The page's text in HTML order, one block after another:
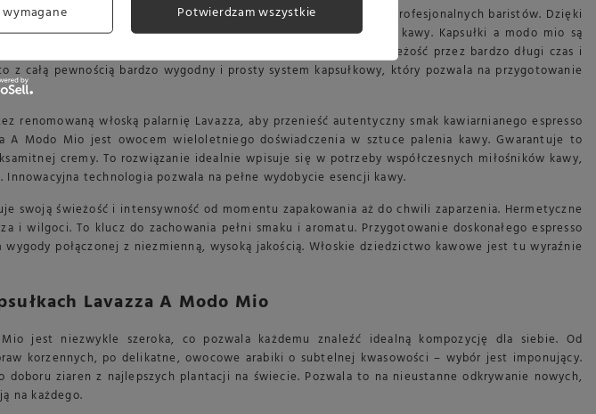
aby jak najwierniej odzwierciedlać tę, która jest parzona przez profesjonalnych baristów. Dzięki
sposób poczuć smak prawdziwej, doskonale zbalansowanej kawy. Kapsułki a modo mio są
zewnętrznych. Dzięki temu kawa zachowuje swoją świeżość przez bardzo długi czas i
całą pewnością bardzo wygodny i prosty system kapsułkowy, który pozwala na przygotowanie
renomowaną włoską palarnię Lavazza, aby przenieść autentyczny smak kawiarnianego espresso
A Modo Mio jest owocem wieloletniego doświadczenia w sztuce palenia kawy. Gwarantuje to
cremy. To rozwiązanie idealnie wpisuje się w potrzeby współczesnych miłośników kawy,
technologia pozwala na pełne wydobycie esencji kawy.
swoją świeżość i intensywność od momentu zapakowania aż do chwili zaparzenia. Hermetyczne
i wilgoci. To klucz do zachowania pełni smaku i aromatu. Przygotowanie doskonałego espresso
połączonej z niezmienną, wysoką jakością. Włoskie dziedzictwo kawowe jest tu wyraźnie
Lavazza A Modo Mio
jest niezwykle szeroka, co pozwala każdemu znaleźć idealną kompozycję dla siebie. Od
korzennych, po delikatne, owocowe arabiki o subtelnej kwasowości – wybór jest imponujący.
doboru ziaren z najlepszych plantacji na świecie. Pozwala to na nieustanne odkrywanie nowych,
na każdego.
Potwierdzam wszystkie